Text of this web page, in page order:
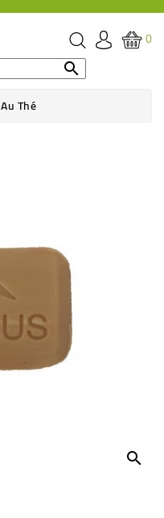
0

Thé
search